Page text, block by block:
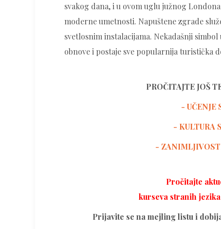
svakog dana, i u ovom uglu južnog
moderne umetnosti. Napuštene zgrade
svetlosnim instalacijama. Nekadašnji
obnove i postaje sve popularnija turistička
PROČITAJTE JOŠ
- UČENJE
- KULTURA
-
Pročitajte
kurseva stranih
Prijavite se na mejling listu i